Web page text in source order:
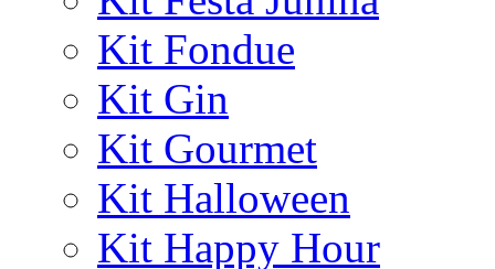
Kit Fondue
Kit Gin
Kit Gourmet
Kit Halloween
Kit Happy Hour